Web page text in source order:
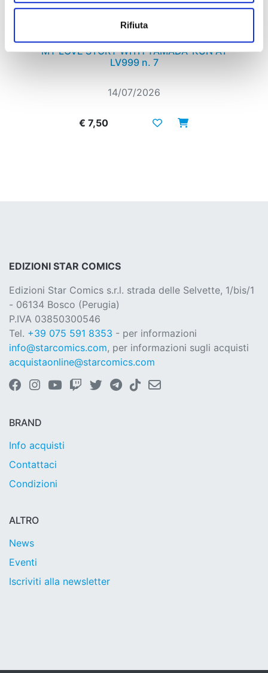
Rifiuta
MY LOVE STORY WITH YAMADA-KUN AT
LV999 n. 7
14/07/2026
€ 7,50
EDIZIONI STAR COMICS
Edizioni Star Comics s.r.l. strada delle Selvette, 1/bis/1
- 06134 Bosco (Perugia)
P.IVA 03850300546
Tel. +39 075 591 8353 - per informazioni
info@starcomics.com, per informazioni sugli acquisti
acquistaonline@starcomics.com
BRAND
Info acquisti
Contattaci
Condizioni
ALTRO
News
Eventi
Iscriviti alla newsletter